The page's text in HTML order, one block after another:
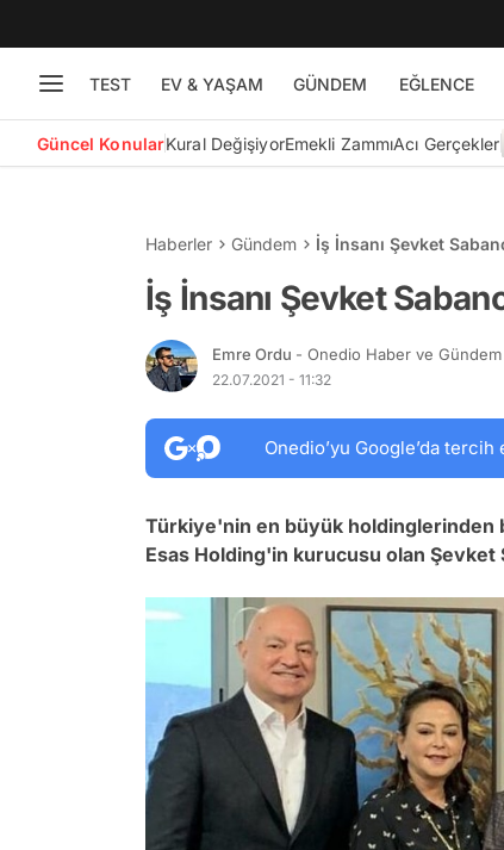
TEST EV & YAŞAM GÜNDEM EĞLENCE
Güncel KonularKural DeğişiyorEmekli ZammıAcı Gerçekler
Haberler Gündem İş İnsanı Şevket
İş İnsanı Şevket
Emre Ordu - Onedio Haber ve
22.07.2021 - 11:32
Onedio’yu Google’da
Türkiye'nin en büyük holdinglerinden
Esas Holding'in kurucusu olan Şevket